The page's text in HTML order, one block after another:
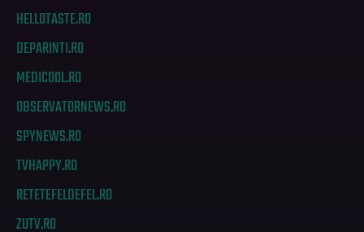
HELLOTASTE.RO
DEPARINTI.RO
MEDICOOL.RO
OBSERVATORNEWS.RO
SPYNEWS.RO
TVHAPPY.RO
RETETEFELDEFEL.RO
ZUTV.RO